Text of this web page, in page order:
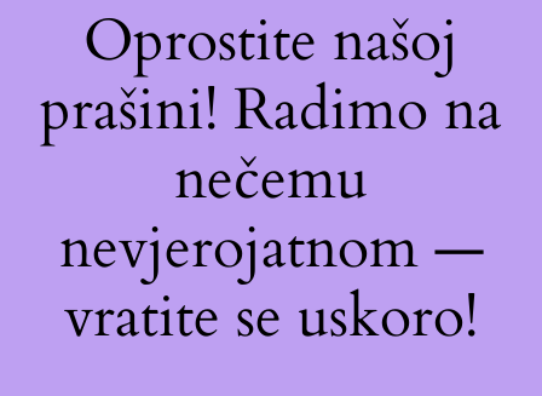
Oprostite našoj
prašini! Radimo na
nečemu
nevjerojatnom —
vratite se uskoro!